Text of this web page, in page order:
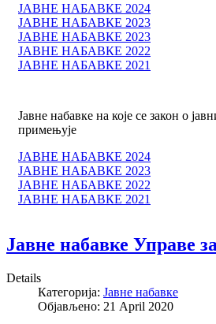
ЈАВНЕ НАБАВКЕ 2024
ЈАВНЕ НАБАВКЕ 2023
ЈАВНЕ НАБАВКЕ 2023
ЈАВНЕ НАБАВКЕ 2022
ЈАВНЕ НАБАВКЕ 2021
Јавне набавке на које се закон о
примењује
ЈАВНЕ НАБАВКЕ 2024
ЈАВНЕ НАБАВКЕ 2023
ЈАВНЕ НАБАВКЕ 2022
ЈАВНЕ НАБАВКЕ 2021
Јавне набавке Управе
Details
Категорија: Јавне набавке
Објављено: 21 April 2020